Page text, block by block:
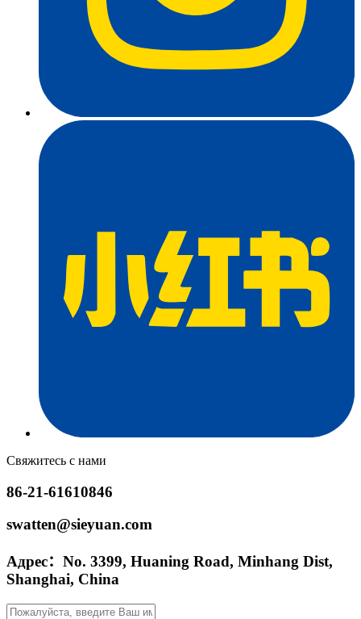
Свяжитесь с нами
86-21-61610846
swatten@sieyuan.com
Адрес：No. 3399, Huaning Road, Minhang Dist,
Shanghai, China